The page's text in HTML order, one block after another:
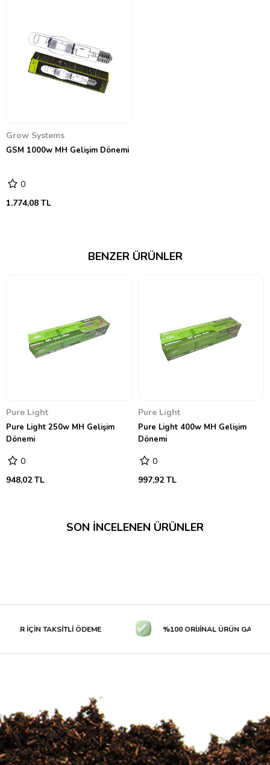
Grow Systems
GSM 1000w MH Gelişim Dönemi
0
1.774,08 TL
BENZER ÜRÜNLER
Pure Light
Pure Light 250w MH Gelişim
Dönemi
0
948,02 TL
Pure Light
Pure Light 400w MH Gelişim
Dönemi
0
997,92 TL
SON İNCELENEN ÜRÜNLER
İÇİN TAKSİTLİ ÖDEME %100 ORİJİNAL ÜRÜN